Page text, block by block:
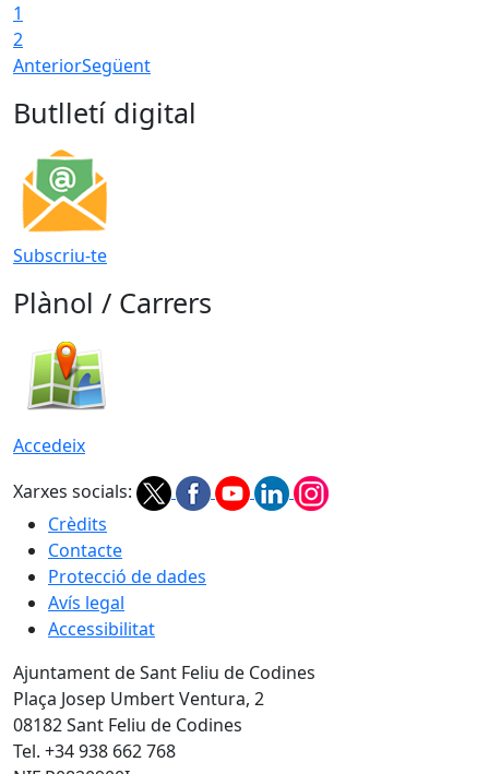
1
2
AnteriorSegüent
Butlletí digital
Subscriu-te
Plànol / Carrers
Accedeix
Xarxes socials:
Crèdits
Contacte
Protecció de dades
Avís legal
Accessibilitat
Ajuntament de Sant Feliu de Codines
Plaça Josep Umbert Ventura, 2
08182 Sant Feliu de Codines
Tel. +34 938 662 768